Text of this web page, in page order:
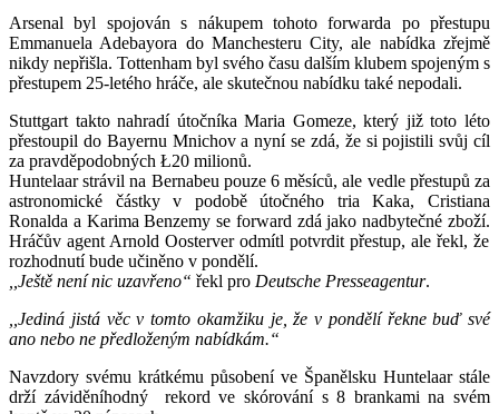
Arsenal byl spojován s nákupem tohoto forwarda po přestupu
Emmanuela Adebayora do Manchesteru City, ale nabídka zřejmě
nikdy nepřišla. Tottenham byl svého času dalším klubem spojeným s
přestupem 25-letého hráče, ale skutečnou nabídku také nepodali.
Stuttgart takto nahradí útočníka Maria Gomeze, který již toto léto
přestoupil do Bayernu Mnichov a nyní se zdá, že si pojistili svůj cíl
za pravděpodobných Ł20 milionů.
Huntelaar strávil na Bernabeu pouze 6 měsíců, ale vedle přestupů za
astronomické částky v podobě útočného tria Kaka, Cristiana
Ronalda a Karima Benzemy se forward zdá jako nadbytečné zboží.
Hráčův agent Arnold Oosterver odmítl potvrdit přestup, ale řekl, že
rozhodnutí bude učiněno v pondělí.
,,Ještě není nic uzavřeno“ řekl pro Deutsche Presseagentur.
,,Jediná jistá věc v tomto okamžiku je, že v pondělí řekne buď své
ano nebo ne předloženým nabídkám.“
Navzdory svému krátkému působení ve Španělsku Huntelaar stále
drží záviděníhodný rekord ve skórování s 8 brankami na svém